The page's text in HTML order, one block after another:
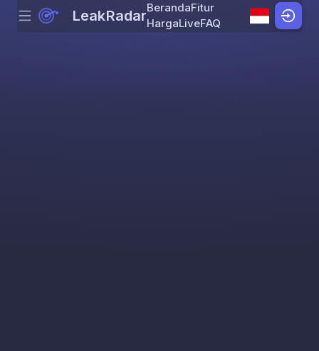
Skip to content
Menu LeakRadarBerandaFitur
HargaLiveFAQ